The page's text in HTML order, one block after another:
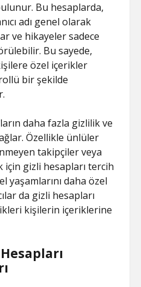
Bu hesaplarda,
adı genel olarak
ve hikayeler sadece
Bu sayede,
özel içerikler
bir şekilde
daha fazla gizlilik ve
Özellikle ünlüler
takipçiler veya
gizli hesapları tercih
yaşamlarını daha özel
da gizli hesapları
kişilerin içeriklerine